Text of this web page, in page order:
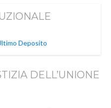
Deposito
DELL’UNIONE